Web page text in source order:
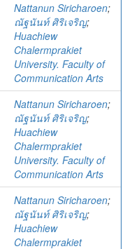
Nattanun Siricharoen;
ณัฐนันท์ ศิริเจริญ;
Huachiew
Chalermprakiet
University. Faculty of
Communication Arts
Nattanun Siricharoen;
ณัฐนันท์ ศิริเจริญ;
Huachiew
Chalermprakiet
University. Faculty of
Communication Arts
Nattanun Siricharoen;
ณัฐนันท์ ศิริเจริญ;
Huachiew
Chalermprakiet